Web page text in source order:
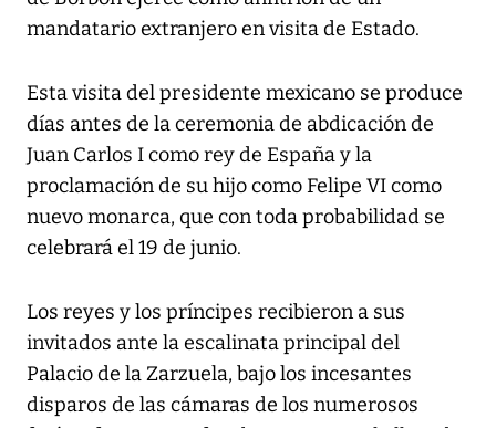
mandatario extranjero en visita de Estado.
Esta visita del presidente mexicano se produce
días antes de la ceremonia de abdicación de
Juan Carlos I como rey de España y la
proclamación de su hijo como Felipe VI como
nuevo monarca, que con toda probabilidad se
celebrará el 19 de junio.
Los reyes y los príncipes recibieron a sus
invitados ante la escalinata principal del
Palacio de la Zarzuela, bajo los incesantes
disparos de las cámaras de los numerosos